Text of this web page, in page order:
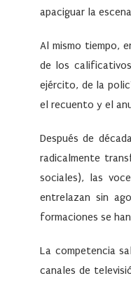
apaciguar la
Al mismo tiempo,
de los
ejército, de la
el recuento y el
Después de
radicalmente
sociales), las
entrelazan sin
formaciones se
La competencia
canales de